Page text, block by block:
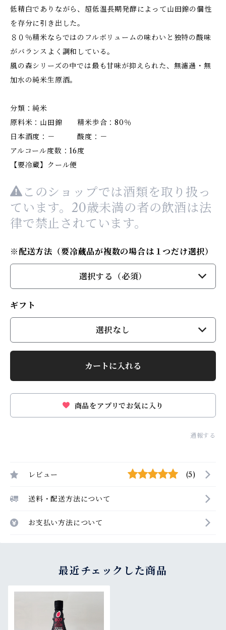
低精白でありながら、超低温長期発酵によって山田錦の個性
を存分に引き出した。
８０％精米ならではのフルボリュームの味わいと独特の酸味
がバランスよく調和している。
風の森シリーズの中では最も甘味が抑えられた、無濾過・無
加水の純米生原酒。
分類：純米
原料米：山田錦 精米歩合：80％
日本酒度：－ 酸度：－
アルコール度数：16度
【要冷蔵】クール便
このショップでは酒類を取り扱っ
ています。20歳未満の者の飲酒は法
律で禁止されています。
※配送方法（要冷蔵品が複数の場合は１つだけ選択）
選択する（必須）
ギフト
選択なし
カートに入れる
商品をアプリでお気に入り
通報する
レビュー (5)
送料・配送方法について
お支払い方法について
最近チェックした商品